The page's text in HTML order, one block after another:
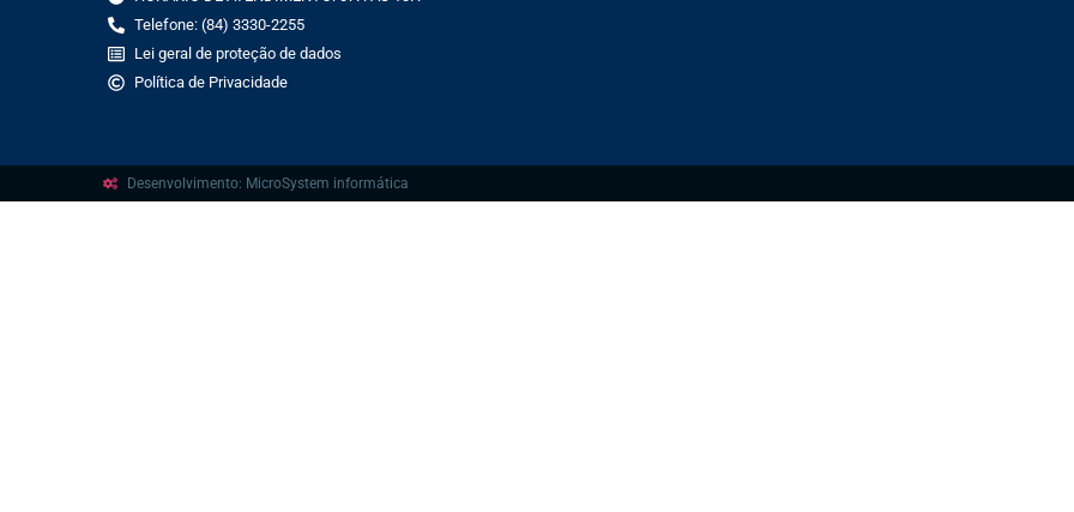
Telefone: (84) 3330-2255
Lei geral de proteção de dados
Política de Privacidade
Desenvolvimento: MicroSystem informática